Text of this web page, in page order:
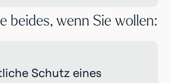
beides, wenn Sie wollen:
Schutz eines